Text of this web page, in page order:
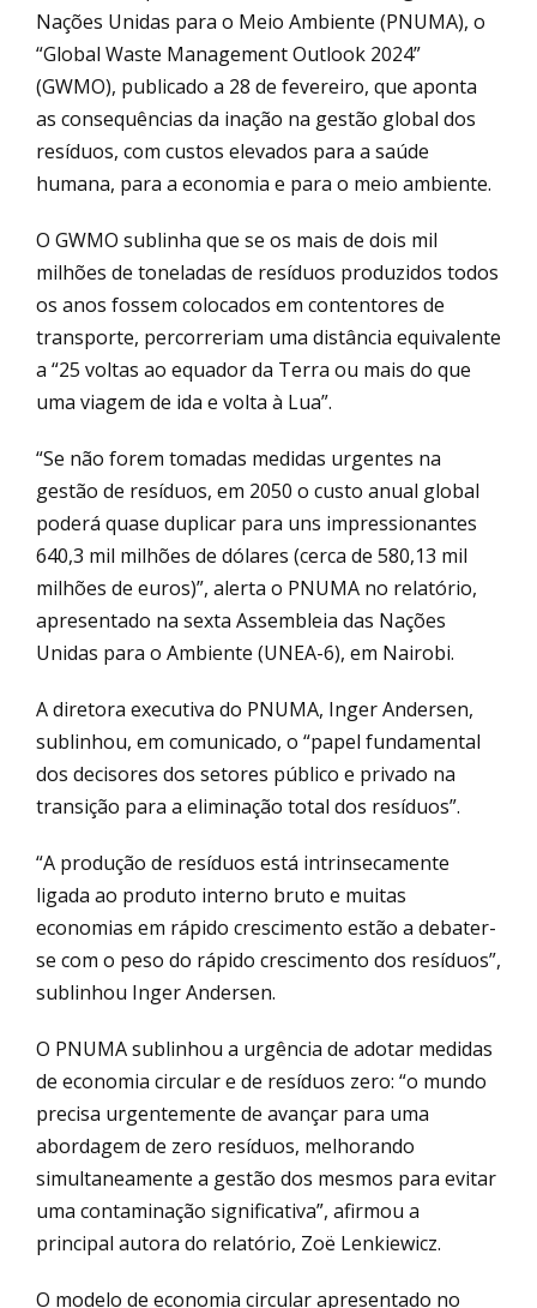
Nações Unidas para o Meio Ambiente (PNUMA), o
“Global Waste Management Outlook 2024”
(GWMO), publicado a 28 de fevereiro, que aponta
as consequências da inação na gestão global dos
resíduos, com custos elevados para a saúde
humana, para a economia e para o meio ambiente.
O GWMO sublinha que se os mais de dois mil
milhões de toneladas de resíduos produzidos todos
os anos fossem colocados em contentores de
transporte, percorreriam uma distância equivalente
a “25 voltas ao equador da Terra ou mais do que
uma viagem de ida e volta à Lua”.
“Se não forem tomadas medidas urgentes na
gestão de resíduos, em 2050 o custo anual global
poderá quase duplicar para uns impressionantes
640,3 mil milhões de dólares (cerca de 580,13 mil
milhões de euros)”, alerta o PNUMA no relatório,
apresentado na sexta Assembleia das Nações
Unidas para o Ambiente (UNEA-6), em Nairobi.
A diretora executiva do PNUMA, Inger Andersen,
sublinhou, em comunicado, o “papel fundamental
dos decisores dos setores público e privado na
transição para a eliminação total dos resíduos”.
“A produção de resíduos está intrinsecamente
ligada ao produto interno bruto e muitas
economias em rápido crescimento estão a debater-
se com o peso do rápido crescimento dos resíduos”,
sublinhou Inger Andersen.
O PNUMA sublinhou a urgência de adotar medidas
de economia circular e de resíduos zero: “o mundo
precisa urgentemente de avançar para uma
abordagem de zero resíduos, melhorando
simultaneamente a gestão dos mesmos para evitar
uma contaminação significativa”, afirmou a
principal autora do relatório, Zoë Lenkiewicz.
O modelo de economia circular apresentado no